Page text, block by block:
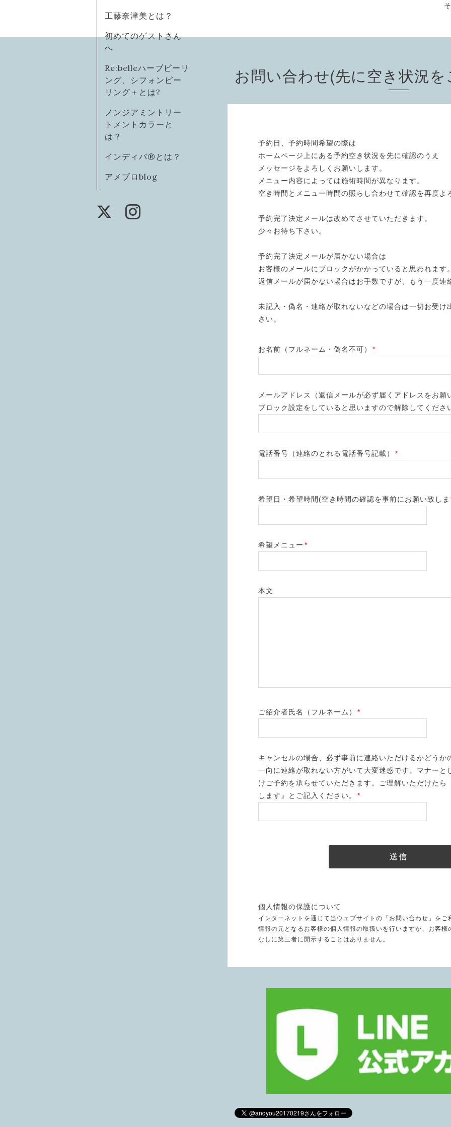
工藤奈津美とは？
初めてのゲストさん
へ
Re:belleハーブピーリ
ング、シフォンピー
リング＋とは?
ノンジアミントリー
トメントカラーと
は？
インディバ®️とは？
アメブロblog
お問い合わせ(先に空き状況
予約日、予約時間希望の際は
ホームページ上にある予約空き状況を先に確認のうえ
メッセージをよろしくお願いします。
メニュー内容によっては施術時間が異なります。
空き時間とメニュー時間の照らし合わせて確認を再度よ
予約完了決定メールは改めてさせていただきます。
少々お待ち下さい。
予約完了決定メールが届かない場合は
お客様のメールにブロックがかかっていると思われます
返信メールが届かない場合はお手数ですが、もう一度連
未記入・偽名・連絡が取れないなどの場合は一切お受け
さい。
お名前（フルネーム・偽名不可） *
メールアドレス（返信メールが必ず届くアドレスをお願
ブロック設定をしていると思いますので解除してくださ
電話番号（連絡のとれる電話番号記載） *
希望日・希望時間(空き時間の確認を事前にお願い致し
希望メニュー *
本文
ご紹介者氏名（フルネーム） *
キャンセルの場合、必ず事前に連絡いただけるかどうか
一向に連絡が取れない方がいて大変迷惑です。マナーと
けご予約を承らせていただきます。ご理解いただけたら
します』とご記入ください。
*
個人情報の保護について
インターネットを通じて当ウェブサイトの「お問い合わせ」を
情報の元となるお客様の個人情報の取扱いを行いますが、お客
なしに第三者に開示することはありません。